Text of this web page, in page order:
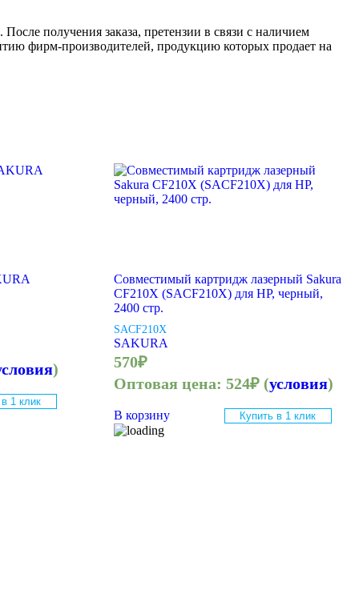
получения заказа, претензии в связи с наличием
фирм-производителей, продукцию которых продает на
)
1 клик
Совместимый картридж лазерный Sakura
CF210X (SACF210X) для HP, черный,
2400 стр.
SACF210X
SAKURA
570₽
Оптовая цена: 524₽(условия)
В корзину Купить в 1 клик